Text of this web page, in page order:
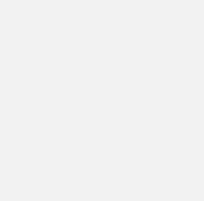
в web-сайт.
для